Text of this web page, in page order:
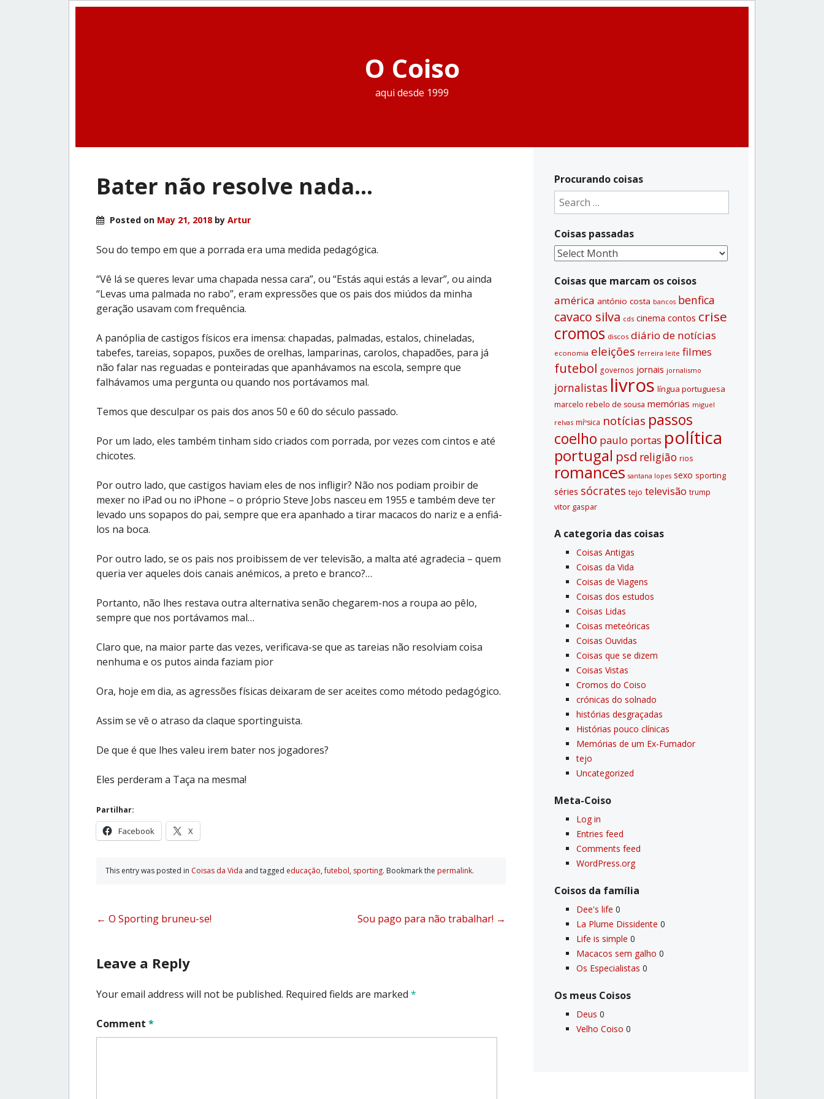
O Coiso
aqui desde 1999
Bater não resolve nada…
Posted on May 21, 2018 by Artur
Sou do tempo em que a porrada era uma medida pedagógica.
“Vê lá se queres levar uma chapada nessa cara”, ou “Estás aqui estás a levar”, ou ainda
“Levas uma palmada no rabo”, eram expressões que os pais dos miúdos da minha
geração usavam com frequência.
A panóplia de castigos físicos era imensa: chapadas, palmadas, estalos, chineladas,
tabefes, tareias, sopapos, puxões de orelhas, lamparinas, carolos, chapadões, para já
não falar nas reguadas e ponteiradas que apanhávamos na escola, sempre que
falhávamos uma pergunta ou quando nos portávamos mal.
Temos que desculpar os pais dos anos 50 e 60 do século passado.
Por um lado, eles também tinham sido criados com porrada, por vezes com cintos e até
chicotes.
Por outro lado, que castigos haviam eles de nos infligir? Não nos podiam proibir de
mexer no iPad ou no iPhone – o próprio Steve Jobs nasceu em 1955 e também deve ter
levado uns sopapos do pai, sempre que era apanhado a tirar macacos do nariz e a enfiá-
los na boca.
Por outro lado, se os pais nos proibissem de ver televisão, a malta até agradecia – quem
queria ver aqueles dois canais anémicos, a preto e branco?…
Portanto, não lhes restava outra alternativa senão chegarem-nos a roupa ao pêlo,
sempre que nos portávamos mal…
Claro que, na maior parte das vezes, verificava-se que as tareias não resolviam coisa
nenhuma e os putos ainda faziam pior
Ora, hoje em dia, as agressões físicas deixaram de ser aceites como método pedagógico.
Assim se vê o atraso da claque sportinguista.
De que é que lhes valeu irem bater nos jogadores?
Eles perderam a Taça na mesma!
Partilhar:
Facebook X
This entry was posted in Coisas da Vida and tagged educação,futebol, sporting. Bookmark the permalink.
Post
← O Sporting bruneu-se! Sou pago para não trabalhar! →
Leave a Reply
Your email address will not be published. Required fields are marked *
Comment *
Procurando coisas
Search
for:
Coisas passadas
Coisas
Coisas que marcam os coisos
américa antónio costa bancos benfica
cavaco silva cds cinema contos crise
cromos discos diário de notí­cias
economia eleições ferreira leite filmes
futebol governos jornais jornalismo
jornalistas livros lí­ngua portuguesa
marcelo rebelo de sousa memórias miguel
relvas míºsica notí­cias passos
coelho paulo portas polí­tica
portugal psd religião rios
romances santana lopes sexo sporting
séries sócrates tejo televisão trump
vitor gaspar
A categoria das coisas
Coisas Antigas
Coisas da Vida
Coisas de Viagens
Coisas dos estudos
Coisas Lidas
Coisas meteóricas
Coisas Ouvidas
Coisas que se dizem
Coisas Vistas
Cromos do Coiso
crónicas do solnado
histórias desgraçadas
Histórias pouco clí­nicas
Memórias de um Ex-Fumador
tejo
Uncategorized
Meta-Coiso
Log in
Entries feed
Comments feed
WordPress.org
Coisos da famí­lia
Dee's life 0
La Plume Dissidente 0
Life is simple 0
Macacos sem galho 0
Os Especialistas 0
Os meus Coisos
Deus 0
Velho Coiso 0